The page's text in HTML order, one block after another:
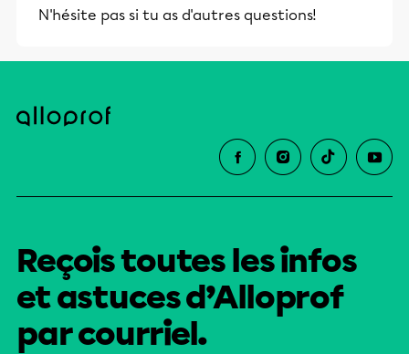
N'hésite pas si tu as d'autres questions!
Reçois toutes les infos
et astuces d’Alloprof
par courriel.